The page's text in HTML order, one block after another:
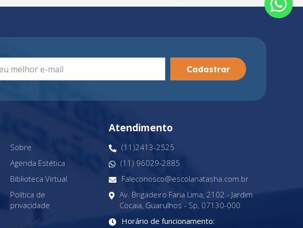
Cadastrar
Sobre
Agenda Estética
Biblioteca Virtual
Política de
privacidade
Atendimento
(11)2413-2525
(11) 96029-2885
Faleconosco@escolanatasha.com.br
Av. Brigadeiro Faria Lima, 2102 - Jardim
Cocaia, Guarulhos - Sp, 07130-000
Horário de funcionamento: